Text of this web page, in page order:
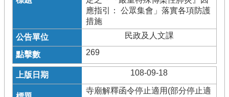
應指引： 公眾集會」落實各項防護
措施
民政及人文課
269
108-09-18
寺廟解釋函令停止適用(部分停止適